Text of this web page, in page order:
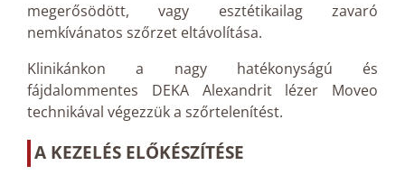
megerősödött, vagy esztétikailag zavaró
nemkívánatos szőrzet eltávolítása.
Klinikánkon a nagy hatékonyságú és
fájdalommentes DEKA Alexandrit lézer Moveo
technikával végezzük a szőrtelenítést.
A KEZELÉS ELŐKÉSZÍTÉSE